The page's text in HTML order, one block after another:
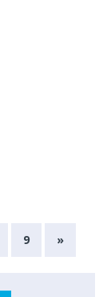
9 »